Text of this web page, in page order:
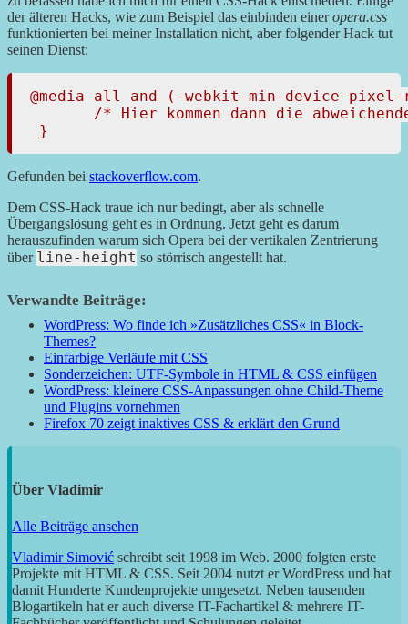
der älteren Hacks, wie zum Beispiel das einbinden eineropera.css
funktionierten bei meiner Installation nicht, aber folgender Hack tut
seinen Dienst:
@media all and (-webkit-min-device-
/* Hier kommen dann die
}
Gefunden bei stackoverflow.com.
Dem CSS-Hack traue ich nur bedingt, aber als schnelle
Übergangslösung geht es in Ordnung. Jetzt geht es darum
herauszufinden warum sich Opera bei der vertikalen Zentrierung
über line-height so störrisch angestellt hat.
Verwandte Beiträge:
WordPress: Wo finde ich »Zusätzliches CSS« in Block-
Themes?
Einfarbige Verläufe mit CSS
Sonderzeichen: UTF-Symbole in HTML & CSS einfügen
WordPress: kleinere CSS-Anpassungen ohne Child-Theme
und Plugins vornehmen
Firefox 70 zeigt inaktives CSS & erklärt den Grund
Über Vladimir
Alle Beiträge ansehen
Vladimir Simović schreibt seit 1998 im Web. 2000 folgten erste
Projekte mit HTML & CSS. Seit 2004 nutzt er WordPress und hat
damit Hunderte Kundenprojekte umgesetzt. Neben tausenden
Blogartikeln hat er auch diverse IT-Fachartikel & mehrere IT-